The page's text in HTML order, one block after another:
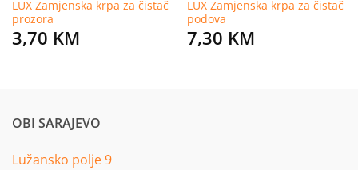
LUX Zamjenska krpa za čistač
prozora
3,70 KM
LUX Zamjenska krpa za čistač
podova
7,30 KM
OBI SARAJEVO
Lužansko polje 9